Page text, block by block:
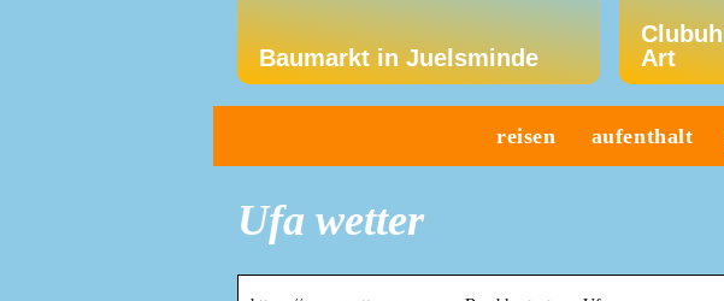
Baumarkt in Juelsminde
Art
reisen aufenthalt
Ufa wetter